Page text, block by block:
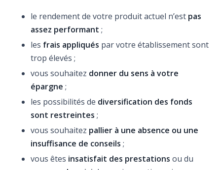
le rendement de votre produit actuel n’est pas
assez performant ;
les frais appliqués par votre établissement sont
trop élevés ;
vous souhaitez donner du sens à votre
épargne ;
les possibilités de diversification des fonds
sont restreintes ;
vous souhaitez pallier à une absence ou une
insuffisance de conseils ;
vous êtes insatisfait des prestations ou du